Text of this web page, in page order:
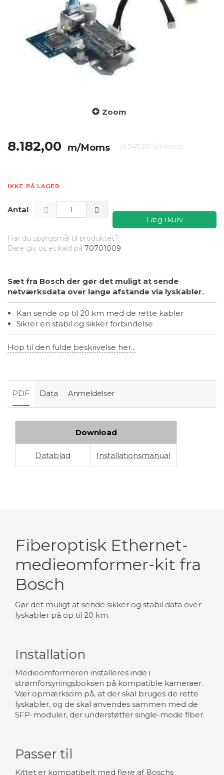
Zoom
8.182,00 m/Moms (6.545,60 u/Moms)
IKKE PÅ LAGER
Antal
Læg i kurv
Har du spørgsmål til produktet?
Bare giv os et kald på 70701009
Sæt fra Bosch der gør det muligt at sende
netværksdata over lange afstande via lyskabler.
Kan sende op til 20 km med de rette kabler
Sikrer en stabil og sikker forbindelse
Hop til den fulde beskrivelse her...
PDF Data Anmeldelser
Download
Datablad Installationsmanual
Fiberoptisk Ethernet-
medieomformer-kit fra
Bosch
Gør det muligt at sende sikker og stabil data over
lyskabler på op til 20 km.
Installation
Medieomformeren installeres inde i
strømforsyningsboksen på kompatible kameraer.
Vær opmærksom på, at der skal bruges de rette
lyskabler, og de skal anvendes sammen med de
SFP-moduler, der understøtter single-mode fiber.
Passer til
Kittet er kompatibelt med flere af Boschs